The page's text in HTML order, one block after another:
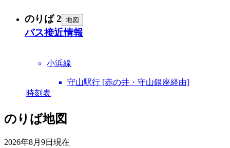
のりば 2 地図
バス接近情報
小浜線
守山駅行 [赤の井・守山銀座経由]
時刻表
のりば地図
2026年8月9日 現在